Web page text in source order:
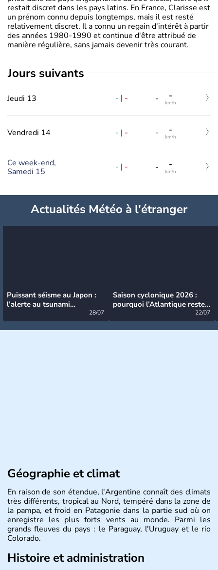
restait discret dans les pays latins. En France, Clarisse est
un prénom connu depuis longtemps, mais il est resté
relativement discret. Il a connu un regain d'intérêt à partir
des années 1980-1990 et continue d'être attribué de
manière régulière, sans jamais devenir très courant.
jours suivants
Jeudi 13 - | - - -
km/h
Vendredi 14 - | - - -
km/h
Ce week-end,
Samedi 15
- | - - -
km/h
Actualités Météo à l'étranger
Puissant séisme au Japon :
l’alerte au tsunami
28/07
Saison cyclonique 2026 :
pourquoi l’Atlantique reste
22/07
Géographie et climat
En raison de son étendue, l'Argentine connaît des climats
très différents, tropical au Nord, tempéré dans la zone de
la pampa, et froid en Patagonie dans la partie sud où on
enregistre les plus forts vents au monde. Parmi les
grands fleuves du pays : le Paraguay, l'Uruguay et le rio
Colorado.
Histoire et administration